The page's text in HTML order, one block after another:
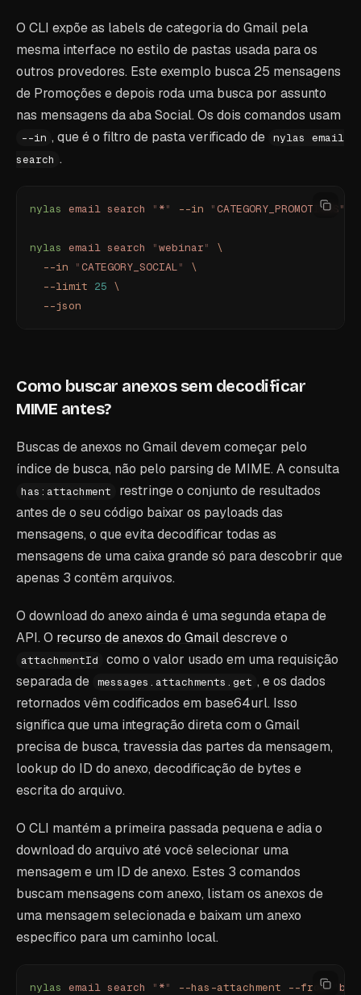
O CLI expõe as labels de categoria do Gmail pela
mesma interface no estilo de pastas usada para os
outros provedores. Este exemplo busca 25 mensagens
de Promoções e depois roda uma busca por assunto
nas mensagens da aba Social. Os dois comandos usam
--in , que é o filtro de pasta verificado de nylas email
search .
nylas email search " *" --in "CATEGORY_PROMOTIONS"
nylas email search "webinar"
\
  --in
"CATEGORY_SOCIAL"
\
  --limit
25 \
  --json
Como buscar anexos sem decodificar
MIME antes?
Buscas de anexos no Gmail devem começar pelo
índice de busca, não pelo parsing de MIME. A consulta
has:attachment
restringe o conjunto de resultados
antes de o seu código baixar os payloads das
mensagens, o que evita decodificar todas as
mensagens de uma caixa grande só para descobrir que
apenas 3 contêm arquivos.
O download do anexo ainda é uma segunda etapa de
API. O recurso de anexos do Gmaildescreve o
attachmentId
como o valor usado em uma requisição
separada de messages.attachments.get , e os dados
retornados vêm codificados em base64url. Isso
significa que uma integração direta com o Gmail
precisa de busca, travessia das partes da mensagem,
lookup do ID do anexo, decodificação de bytes e
escrita do arquivo.
O CLI mantém a primeira passada pequena e adia o
download do arquivo até você selecionar uma
mensagem e um ID de anexo. Estes 3 comandos
buscam mensagens com anexo, listam os anexos de
uma mensagem selecionada e baixam um anexo
específico para um caminho local.
nylas email search " *" --has-attachment --from "